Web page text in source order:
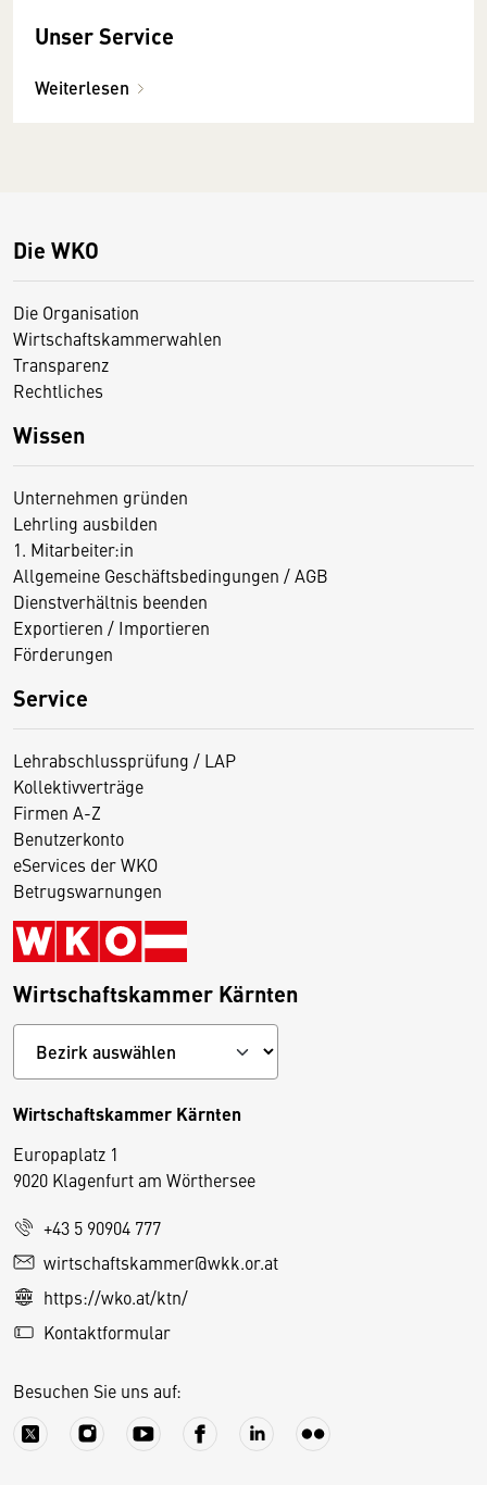
Unser Service
Weiterlesen
Die WKO
Die Organisation
Wirtschaftskammerwahlen
Transparenz
Rechtliches
Wissen
Unternehmen gründen
Lehrling ausbilden
1. Mitarbeiter:in
Allgemeine Geschäftsbedingungen / AGB
Dienstverhältnis beenden
Exportieren / Importieren
Förderungen
Service
Lehrabschlussprüfung / LAP
Kollektivverträge
Firmen A-Z
Benutzerkonto
eServices der WKO
Betrugswarnungen
Wirtschaftskammer Kärnten
Wirtschaftskammer Kärnten
Europaplatz 1
9020 Klagenfurt am Wörthersee
+43 5 90904 777
wirtschaftskammer@wkk.or.at
https://wko.at/ktn/
Kontaktformular
Besuchen Sie uns auf:
D
e
s
S
e